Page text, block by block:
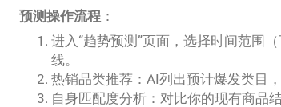
预测操作流程 ：
进入“趋势预测”页面，选择时间范围
线。
热销品类推荐：AI列出预计爆发类目
自身匹配度分析：对比你的现有商品